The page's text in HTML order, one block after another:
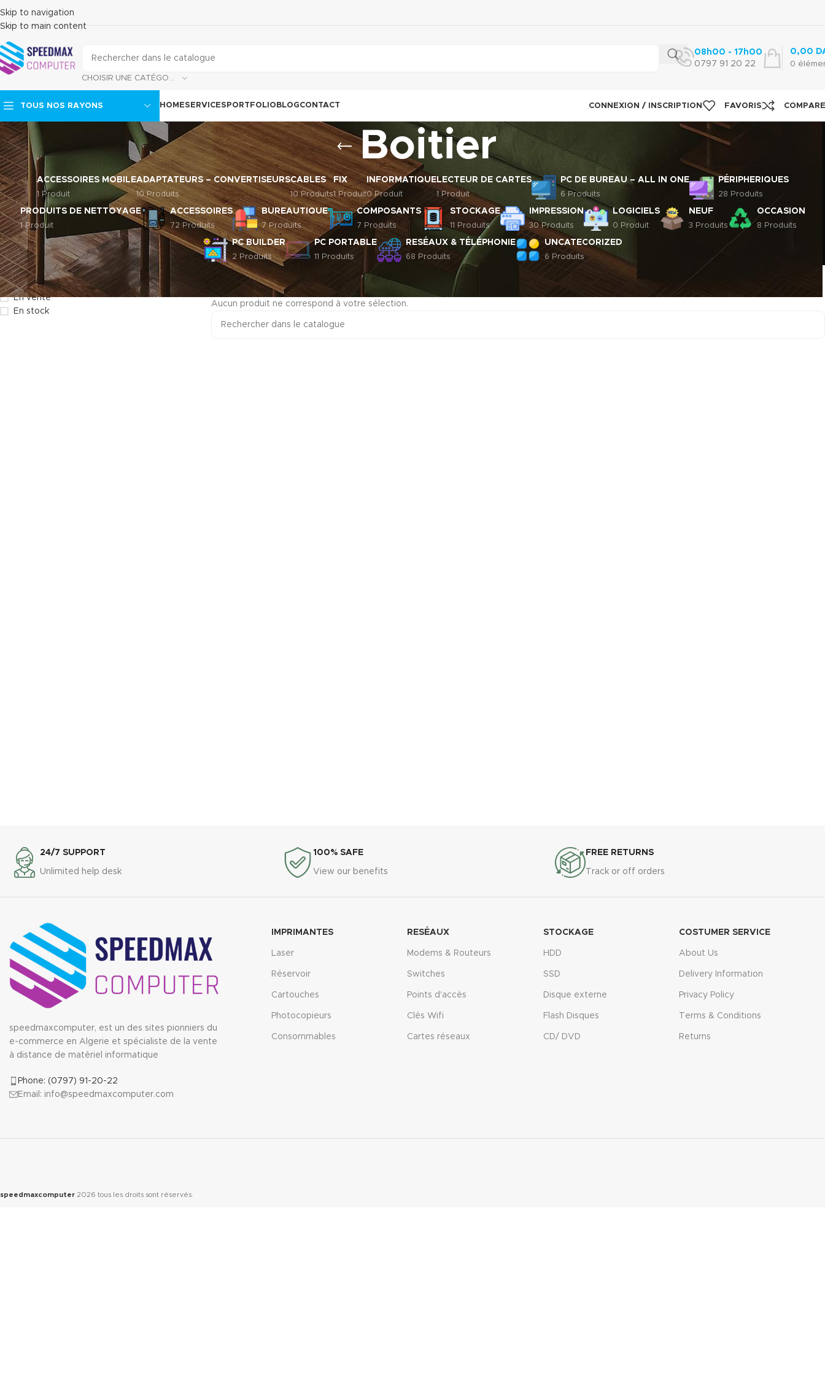
Skip to navigation
Skip to main content
08h00 - 17h00
0797 91 20 22
0
0,00
TOUS NOS RAYONS HOMESERVICES PORTFOLIO BLOGCONTACT CONNEXION / INSCRIPTION FAVORIS
Boitier
ACCESSOIRES MOBILE
1 Produit
ADAPTATEURS – CONVERTISEURS
10 Produits
CABLES
10 Produits
FIX
1 Produit
INFORMATIQUE
0 Produit
LECTEUR DE CARTES
1 Produit
PC DE BUREAU – ALL IN ONE
6 Produits
PÉRIPHERIQUES
28 Produits
PRODUITS DE NETTOYAGE
1 Produit
ACCESSOIRES
72 Produits
BUREAUTIQUE
7 Produits
COMPOSANTS
7 Produits
STOCKAGE
11 Produits
IMPRESSION
30 Produits
LOGICIELS
0 Produit
NEUF
3 Produits
OCCASION
8 Produits
PC BUILDER
2 Produits
PC PORTABLE
11 Produits
RESÉAUX & TÉLÉPHONIE
68 Produits
UNCATECORIZED
6 Produits
FILTRER PAR ÉTAT DU STOCK
En vente
En stock
Accueil/Composants
Aucun produit ne correspond à votre sélection.
24/7 SUPPORT
Unlimited help desk
100% SAFE
View our benefits
FREE RETURNS
Track or off orders
speedmaxcomputer, est un des sites pionniers du
e-commerce en Algerie et spécialiste de la vente
à distance de matériel informatique
Phone: (0797) 91-20-22
Email: info@speedmaxcomputer.com
IMPRIMANTES
Laser
Réservoir
Cartouches
Photocopieurs
Consommables
RESÉAUX
Modems & Routeurs
Switches
Points d'accès
Clés Wifi
Cartes réseaux
STOCKAGE
HDD
SSD
Disque externe
Flash Disques
CD/ DVD
COSTUMER SERVICE
About Us
Delivery Information
Privacy Policy
Terms & Conditions
Returns
speedmaxcomputer 2026 tous les droits sont réservés.